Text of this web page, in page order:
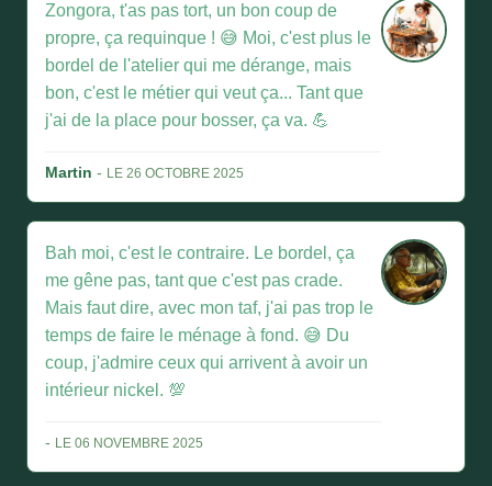
Zongora, t'as pas tort, un bon coup de
propre, ça requinque ! 😅 Moi, c'est plus le
bordel de l'atelier qui me dérange, mais
bon, c'est le métier qui veut ça... Tant que
j'ai de la place pour bosser, ça va. 💪
Martin - LE 26 OCTOBRE 2025
Bah moi, c'est le contraire. Le bordel, ça
me gêne pas, tant que c'est pas crade.
Mais faut dire, avec mon taf, j'ai pas trop le
temps de faire le ménage à fond. 😅 Du
coup, j'admire ceux qui arrivent à avoir un
intérieur nickel. 💯
- LE 06 NOVEMBRE 2025